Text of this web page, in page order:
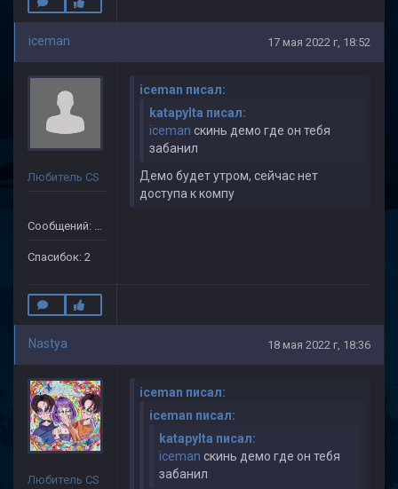
iceman 17 мая 2022 г, 18:52
Любитель CS
Сообщений: 36
Спасибок: 2
iceman писал:
katapylta писал:
iceman скинь демо где он тебя
забанил
Демо будет утром, сейчас нет
доступа к компу
Nastya 18 мая 2022 г, 18:36
Любитель CS
iceman писал:
iceman писал:
katapylta писал:
iceman скинь демо где он тебя
забанил